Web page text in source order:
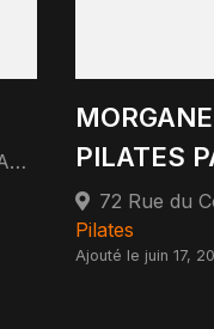
18 RUE DE SAINT-SIMON 75007 PARIS 75007 Paris
PILATES
Pilates
Ajouté le juin 17,